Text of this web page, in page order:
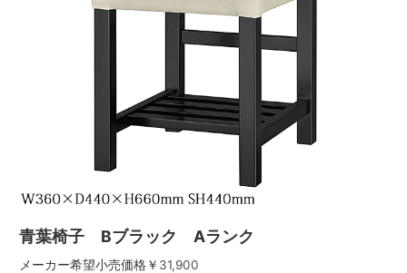
青葉椅子 Bブラック Aランク
メーカー希望小売価格￥ 31,900